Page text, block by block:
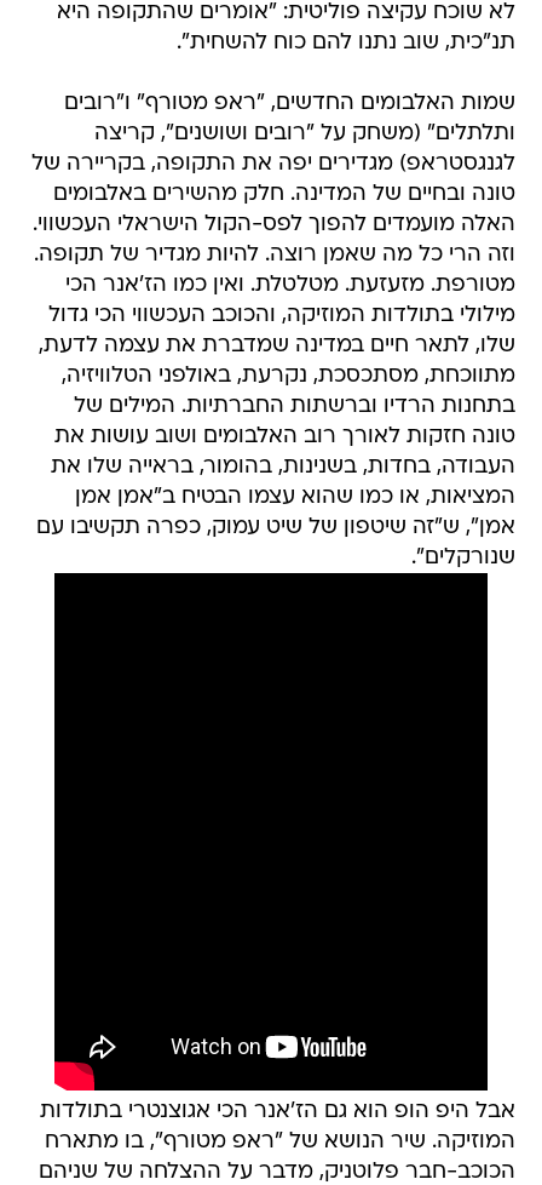
לא שוכח עקיצה פוליטית: "אומרים שהתקופה היא
תנ"כית, שוב נתנו להם כוח להשחית".
שמות האלבומים החדשים, "ראפ מטורף" ו"רובים
ותלתלים" (משחק על "רובים ושושנים", קריצה
לגנגסטראפ) מגדירים יפה את התקופה, בקריירה של
טונה ובחיים של המדינה. חלק מהשירים באלבומים
האלה מועמדים להפוך לפס-הקול הישראלי העכשווי.
וזה הרי כל מה שאמן רוצה. להיות מגדיר של תקופה.
מטורפת. מזעזעת. מטלטלת. ואין כמו הז'אנר הכי
מילולי בתולדות המוזיקה, והכוכב העכשווי הכי גדול
שלו, לתאר חיים במדינה שמדברת את עצמה לדעת,
מתווכחת, מסתכסכת, נקרעת, באולפני הטלוויזיה,
בתחנות הרדיו וברשתות החברתיות. המילים של
טונה חזקות לאורך רוב האלבומים ושוב עושות את
העבודה, בחדות, בשנינות, בהומור, בראייה שלו את
המציאות, או כמו שהוא עצמו הבטיח ב"אמן אמן
אמן", ש"זה שיטפון של שיט עמוק, כפרה תקשיבו עם
שנורקלים".
אבל היפ הופ הוא גם הז'אנר הכי אגוצנטרי בתולדות
המוזיקה. שיר הנושא של "ראפ מטורף", בו מתארח
הכוכב-חבר פלוטניק, מדבר על ההצלחה של שניהם